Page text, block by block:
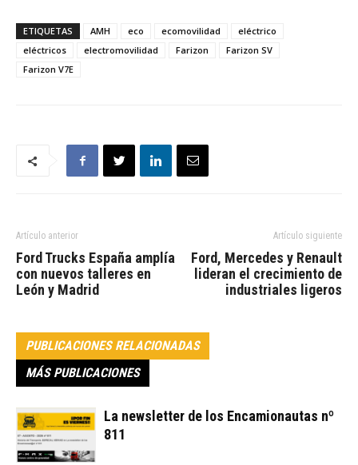
ETIQUETAS AMH eco ecomovilidad
eléctrico
eléctricos
electromovilidad Farizon
Farizon SV
Farizon V7E
Artículo anterior
Ford Trucks España amplía
con nuevos talleres en
León y Madrid
Artículo siguiente
Ford, Mercedes y Renault
lideran el crecimiento de
industriales ligeros
PUBLICACIONES RELACIONADAS
MÁS PUBLICACIONES
La newsletter de los Encamionautas nº
811